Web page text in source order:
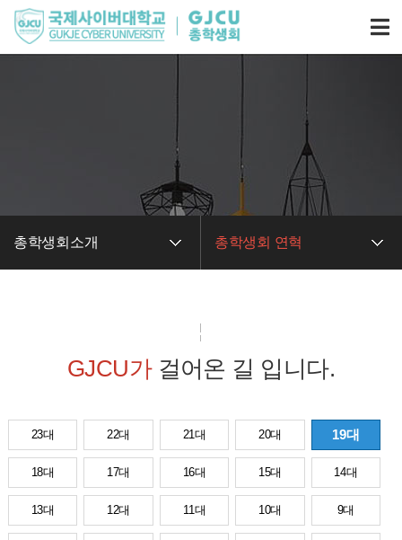
총학생회소개 총학생회 연혁
GJCU가걸어온 길 입니다.
23대 22대 21대 20대 19대
18대 17대 16대 15대 14대
13대 12대 11대 10대 9대